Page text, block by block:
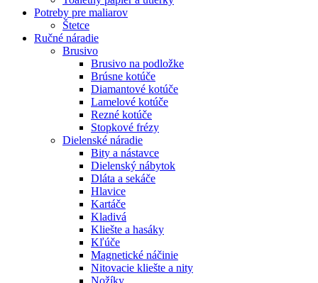
Potreby pre maliarov
Štetce
Ručné náradie
Brusivo
Brusivo na podložke
Brúsne kotúče
Diamantové kotúče
Lamelové kotúče
Rezné kotúče
Stopkové frézy
Dielenské náradie
Bity a nástavce
Dielenský nábytok
Dláta a sekáče
Hlavice
Kartáče
Kladivá
Kliešte a hasáky
Kľúče
Magnetické náčinie
Nitovacie kliešte a nity
Nožíky